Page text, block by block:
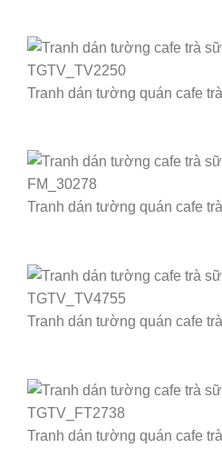
Tranh dán tường quán cafe
Tranh dán tường quán cafe
Tranh dán tường quán cafe
Tranh dán tường quán cafe